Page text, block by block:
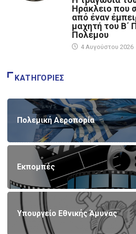
Ηράκλειο που
από έναν
μαχητή του Β΄
Πολέμου
4 Αυγούστου 2026
ΚΑΤΗΓΟΡΊΕΣ
Πολεμική Αεροπορία
Εκπομπές
Υπουργείο Εθνικής Άμυνας